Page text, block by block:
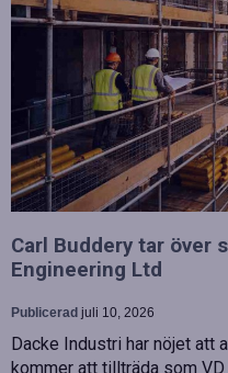
Carl Buddery tar över
Engineering Ltd
Publicerad juli 10, 2026
Dacke Industri har nöjet att
kommer att tillträda som